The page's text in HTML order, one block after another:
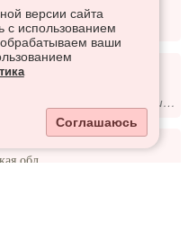
обл.
Нормальный мужчина. Ищу серьезные отношения.
обл.
версии сайта
с использованием
ваши
Соглашаюсь